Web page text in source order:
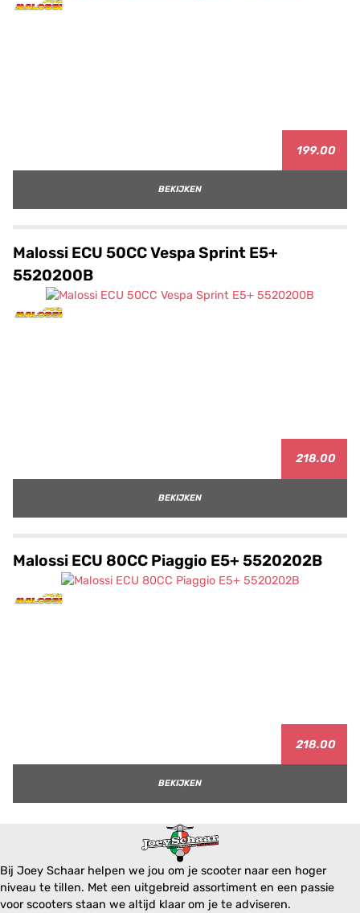
199.00
BEKIJKEN
Malossi ECU 50CC Vespa Sprint E5+
5520200B
218.00
BEKIJKEN
Malossi ECU 80CC Piaggio E5+ 5520202B
218.00
BEKIJKEN
Bij Joey Schaar helpen we jou om je scooter naar een hoger
niveau te tillen. Met een uitgebreid assortiment en een passie
voor scooters staan we altijd klaar om je te adviseren.